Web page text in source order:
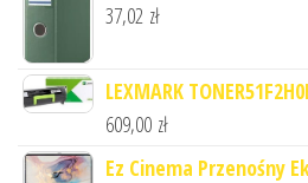
37,02 zł
LEXMARK
609,00 zł
Ez Cinema Przenośny